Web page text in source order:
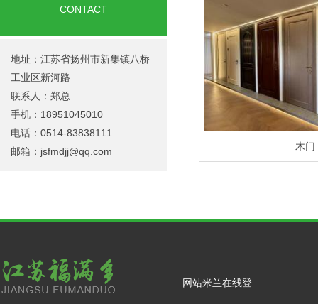
CONTACT
地址：江苏省扬州市新集镇八桥
工业区新河路
联系人：郑总
手机：18951045010
电话：0514-83838111
邮箱： jsfmdjj@qq.com 木门
网站米兰在线登